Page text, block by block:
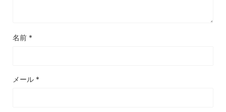
名前 *
メール *